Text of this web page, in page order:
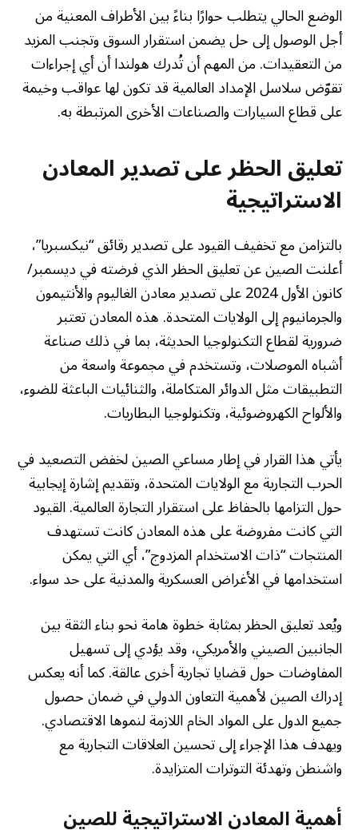
الوضع الحالي يتطلب حوارًا بناءً بين الأطراف المعنية من
أجل الوصول إلى حل يضمن استقرار السوق وتجنب المزيد
من التعقيدات. من المهم أن تُدرك هولندا أن أي إجراءات
تقوّض سلاسل الإمداد العالمية قد تكون لها عواقب وخيمة
على قطاع السيارات والصناعات الأخرى المرتبطة به.
تعليق الحظر على تصدير المعادن
الاستراتيجية
بالتزامن مع تخفيف القيود على تصدير رقائق “نيكسبريا”،
أعلنت الصين عن تعليق الحظر الذي فرضته في ديسمبر/
كانون الأول 2024 على تصدير معادن الغاليوم والأنتيمون
والجرمانيوم إلى الولايات المتحدة. هذه المعادن تعتبر
ضرورية لقطاع التكنولوجيا الحديثة، بما في ذلك صناعة
أشباه الموصلات، وتستخدم في مجموعة واسعة من
التطبيقات مثل الدوائر المتكاملة، والثنائيات الباعثة للضوء،
والألواح الكهروضوئية، وتكنولوجيا البطاريات.
يأتي هذا القرار في إطار مساعي الصين لخفض التصعيد في
الحرب التجارية مع الولايات المتحدة، وتقديم إشارة إيجابية
حول التزامها بالحفاظ على استقرار التجارة العالمية. القيود
التي كانت مفروضة على هذه المعادن كانت تستهدف
المنتجات “ذات الاستخدام المزدوج”، أي التي يمكن
استخدامها في الأغراض العسكرية والمدنية على حد سواء.
ويُعد تعليق الحظر بمثابة خطوة هامة نحو بناء الثقة بين
الجانبين الصيني والأمريكي، وقد يؤدي إلى تسهيل
المفاوضات حول قضايا تجارية أخرى عالقة. كما أنه يعكس
إدراك الصين لأهمية التعاون الدولي في ضمان حصول
جميع الدول على المواد الخام اللازمة لنموها الاقتصادي.
ويهدف هذا الإجراء إلى تحسين العلاقات التجارية مع
واشنطن وتهدئة التوترات المتزايدة.
أهمية المعادن الاستراتيجية للصين